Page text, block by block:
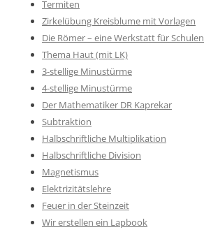
Termiten
Zirkelübung Kreisblume mit Vorlagen
Die Römer – eine Werkstatt für Schulen
Thema Haut (mit LK)
3-stellige Minustürme
4-stellige Minustürme
Der Mathematiker DR Kaprekar
Subtraktion
Halbschriftliche Multiplikation
Halbschriftliche Division
Magnetismus
Elektrizitätslehre
Feuer in der Steinzeit
Wir erstellen ein Lapbook